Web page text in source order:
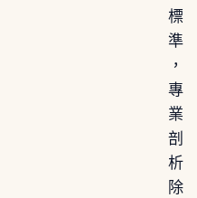
標
準
，
專
業
剖
析
除